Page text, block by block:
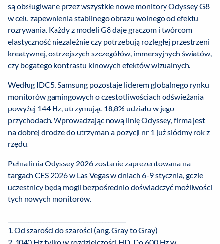
są obsługiwane przez wszystkie nowe monitory Odyssey G8
w celu zapewnienia stabilnego obrazu wolnego od efektu
rozrywania. Każdy z modeli G8 daje graczom i twórcom
elastyczność niezależnie czy potrzebują rozległej przestrzeni
kreatywnej, ostrzejszych szczegółów, immersyjnych światów,
czy bogatego kontrastu kinowych efektów wizualnych.
Według IDC5, Samsung pozostaje liderem globalnego rynku
monitorów gamingowych o częstotliwościach odświeżania
powyżej 144 Hz, utrzymując 18,8% udziału w jego
przychodach. Wprowadzając nową linię Odyssey, firma jest
na dobrej drodze do utrzymania pozycji nr 1 już siódmy rok z
rzędu.
Pełna linia Odyssey 2026 zostanie zaprezentowana na
targach CES 2026 w Las Vegas w dniach 6-9 stycznia, gdzie
uczestnicy będą mogli bezpośrednio doświadczyć możliwości
tych nowych monitorów.
1. Od szarości do szarości (ang. Gray to Gray)
2. 1040 Hz tylko w rozdzielczości HD. Do 600 Hz w